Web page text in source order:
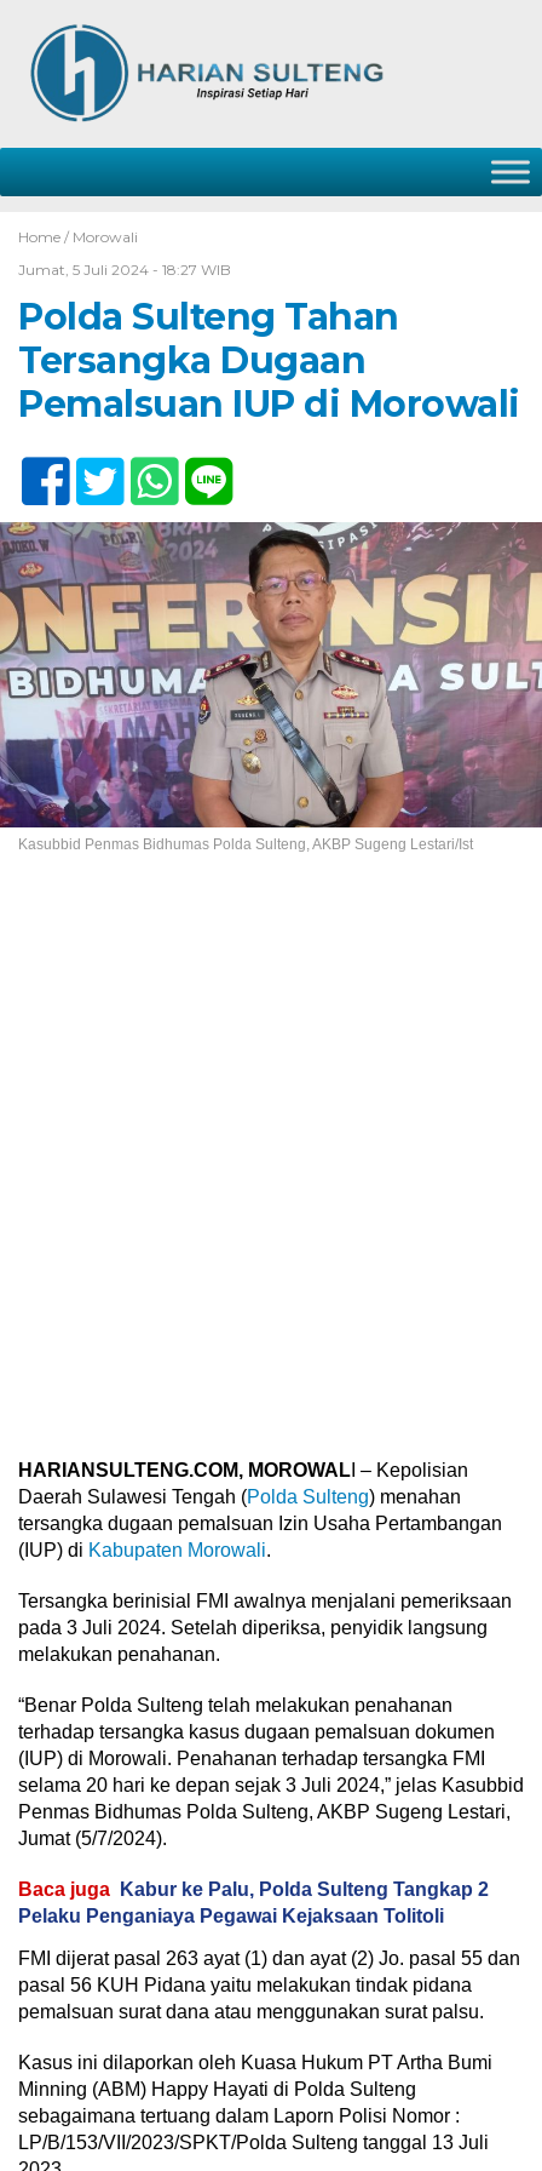
Home / Morowali
Jumat, 5 Juli 2024 - 18:27 WIB
Polda Sulteng Tahan
Tersangka Dugaan
Pemalsuan IUP di Morowali
Kasubbid Penmas Bidhumas Polda Sulteng, AKBP Sugeng Lestari/Ist
HARIANSULTENG.COM, MOROWAL I – Kepolisian
Daerah Sulawesi Tengah (Polda Sulteng) menahan
tersangka dugaan pemalsuan Izin Usaha Pertambangan
(IUP) di Kabupaten Morowali.
Tersangka berinisial FMI awalnya menjalani pemeriksaan
pada 3 Juli 2024. Setelah diperiksa, penyidik langsung
melakukan penahanan.
“Benar Polda Sulteng telah melakukan penahanan
terhadap tersangka kasus dugaan pemalsuan dokumen
(IUP) di Morowali. Penahanan terhadap tersangka FMI
selama 20 hari ke depan sejak 3 Juli 2024,” jelas Kasubbid
Penmas Bidhumas Polda Sulteng, AKBP Sugeng Lestari,
Jumat (5/7/2024).
Baca juga
Kabur ke Palu, Polda Sulteng Tangkap 2
Pelaku Penganiaya Pegawai Kejaksaan Tolitoli
FMI dijerat pasal 263 ayat (1) dan ayat (2) Jo. pasal 55 dan
pasal 56 KUH Pidana yaitu melakukan tindak pidana
pemalsuan surat dana atau menggunakan surat palsu.
Kasus ini dilaporkan oleh Kuasa Hukum PT Artha Bumi
Minning (ABM) Happy Hayati di Polda Sulteng
sebagaimana tertuang dalam Laporn Polisi Nomor :
LP/B/153/VII/2023/SPKT/Polda Sulteng tanggal 13 Juli